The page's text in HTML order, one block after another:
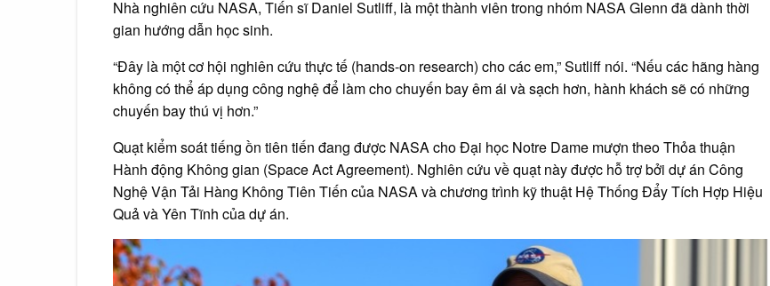
Nhà nghiên cứu NASA, Tiến sĩ Daniel Sutliff, là một thành viên trong nhóm NASA Glenn đã dành thời
gian hướng dẫn học sinh.
“Đây là một cơ hội nghiên cứu thực tế (hands-on research) cho các em,” Sutliff nói. “Nếu các hãng hàng
không có thể áp dụng công nghệ để làm cho chuyến bay êm ái và sạch hơn, hành khách sẽ có những
chuyến bay thú vị hơn.”
Quạt kiểm soát tiếng ồn tiên tiến đang được NASA cho Đại học Notre Dame mượn theo Thỏa thuận
Hành động Không gian (Space Act Agreement). Nghiên cứu về quạt này được hỗ trợ bởi dự án Công
Nghệ Vận Tải Hàng Không Tiên Tiến của NASA và chương trình kỹ thuật Hệ Thống Đẩy Tích Hợp Hiệu
Quả và Yên Tĩnh của dự án.